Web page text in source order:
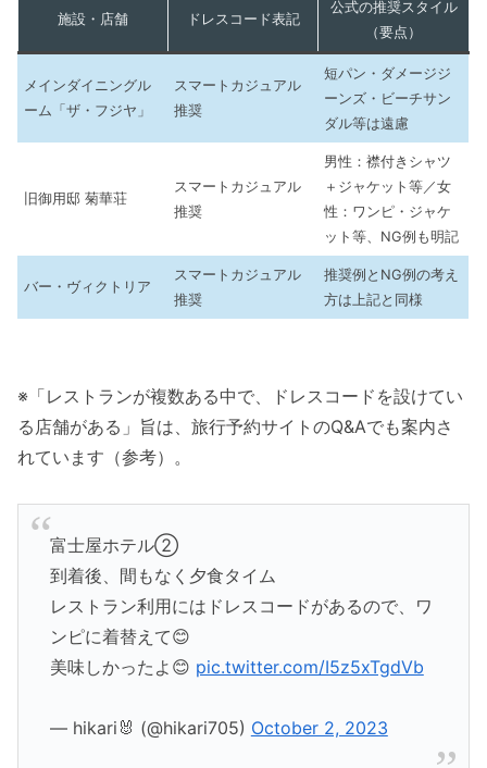
施設・店舗 ドレスコード表記
公式の推奨スタイル
（要点）
メインダイニングル
ーム「ザ・フジヤ」
スマートカジュアル
推奨
短パン・ダメージジ
ーンズ・ビーチサン
ダル等は遠慮
旧御用邸 菊華荘
スマートカジュアル
推奨
男性：襟付きシャツ
＋ジャケット等／女
性：ワンピ・ジャケ
ット等、NG例も明記
バー・ヴィクトリア
スマートカジュアル
推奨
推奨例とNG例の考え
方は上記と同様
※「レストランが複数ある中で、ドレスコードを設けてい
る店舗がある」旨は、旅行予約サイトのQ&Aでも案内さ
れています（参考）。
富士屋ホテル②
到着後、間もなく夕食タイム
レストラン利用にはドレスコードがあるので、ワ
ンピに着替えて😊
美味しかったよ😊 pic.twitter.com/I5z5xTgdVb
— hikari🐰 (@hikari705) October 2, 2023